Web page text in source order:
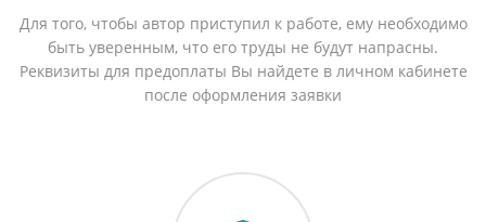
Для того, чтобы автор приступил к работе, ему необходимо
быть уверенным, что его труды не будут напрасны.
Реквизиты для предоплаты Вы найдете в личном кабинете
после оформления заявки